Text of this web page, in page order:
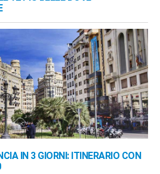
IN 3 GIORNI: ITINERARIO CON